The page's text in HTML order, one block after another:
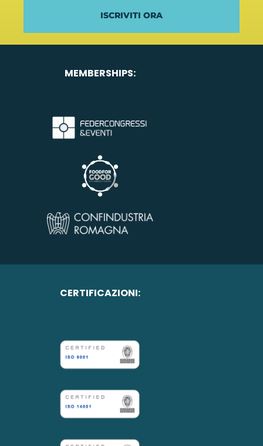
ISCRIVITI ORA
MEMBERSHIPS:
CERTIFICAZIONI: